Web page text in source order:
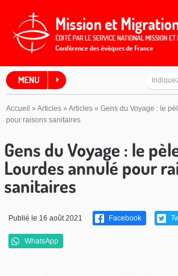
MENU
Accueil » Articles » Articles » Gens du Voyage : le
pour raisons sanitaires
Gens du Voyage : le
Lourdes annulé pour
sanitaires
Publié le 16 août 2021 Facebook
WhatsApp